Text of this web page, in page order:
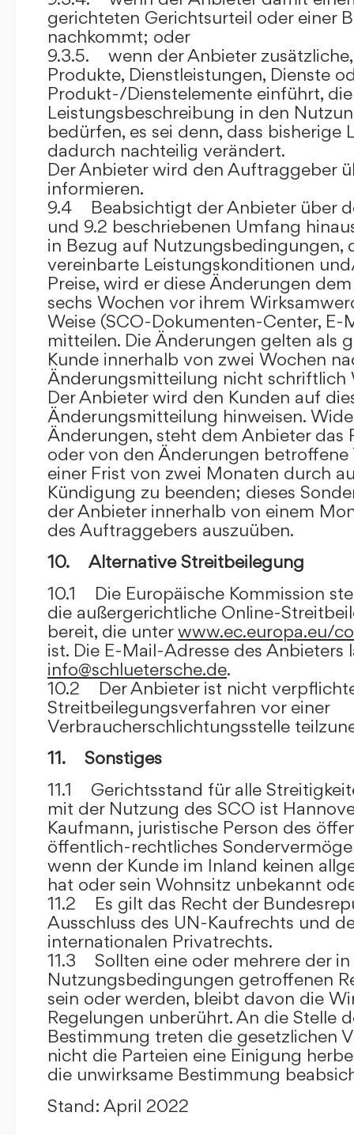
gerichteten Gerichtsurteil oder einer
nachkommt; oder
9.3.5. wenn der Anbieter
Produkte, Dienstleistungen, Dienste
Produkt-/Dienstelemente einführt,
Leistungsbeschreibung in den
bedürfen, es sei denn, dass bisherige
dadurch nachteilig verändert.
Der Anbieter wird den Auftraggeber
informieren.
9.4 Beabsichtigt der Anbieter über
und 9.2 beschriebenen Umfang
in Bezug auf Nutzungsbedingungen,
vereinbarte Leistungskonditionen
Preise, wird er diese Änderungen
sechs Wochen vor ihrem
Weise (SCO-Dokumenten-Center, E-
mitteilen. Die Änderungen gelten als
Kunde innerhalb von zwei Wochen
Änderungsmitteilung nicht schriftlich
Der Anbieter wird den Kunden auf
Änderungsmitteilung hinweisen.
Änderungen, steht dem Anbieter das
oder von den Änderungen betroffene
einer Frist von zwei Monaten durch
Kündigung zu beenden; dieses
der Anbieter innerhalb von einem
des Auftraggebers auszuüben.
10. Alternative Streitbeilegung
10.1 Die Europäische Kommission
die außergerichtliche Online-
bereit, die unterwww.ec.europa.eu/
ist. Die E-Mail-Adresse des Anbieters
info@schluetersche.de.
10.2 Der Anbieter ist nicht
Streitbeilegungsverfahren vor einer
Verbraucherschlichtungsstelle
11. Sonstiges
11.1 Gerichtsstand für alle
mit der Nutzung des SCO ist
Kaufmann, juristische Person des
öffentlich-rechtliches
wenn der Kunde im Inland keinen
hat oder sein Wohnsitz unbekannt
11.2 Es gilt das Recht der
Ausschluss des UN-Kaufrechts und
internationalen Privatrechts.
11.3 Sollten eine oder mehrere der in
Nutzungsbedingungen getroffenen
sein oder werden, bleibt davon die
Regelungen unberührt. An die Stelle
Bestimmung treten die gesetzlichen
nicht die Parteien eine Einigung
die unwirksame Bestimmung
Stand: April 2022